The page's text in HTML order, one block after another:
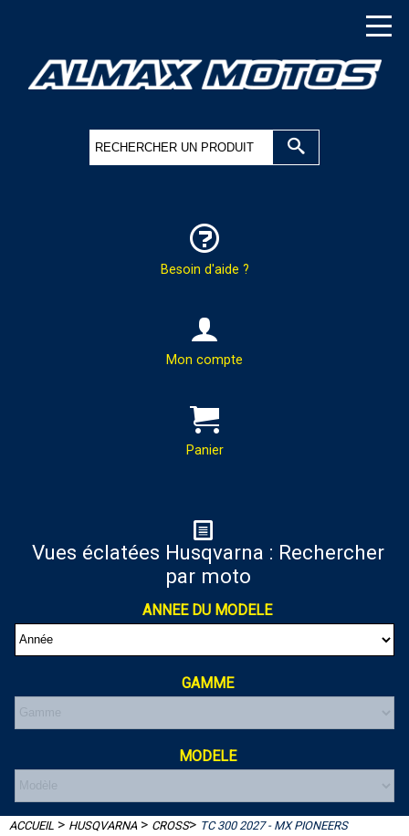
Besoin d'aide ?
HOTLINE & COMMANDES
PAR TÉLÉPHONE :
PAR MAIL :
Contactez-nous pour toutes
demandes de renseignements
Mon compte
Panier
Panier
Votre panier est vide
Vues éclatées Husqvarna : Rechercher
par moto
ANNEE DU MODELE
GAMME
MODELE
ACCUEIL > HUSQVARNA> CROSS> TC 300 2027 - MX PIONEERS